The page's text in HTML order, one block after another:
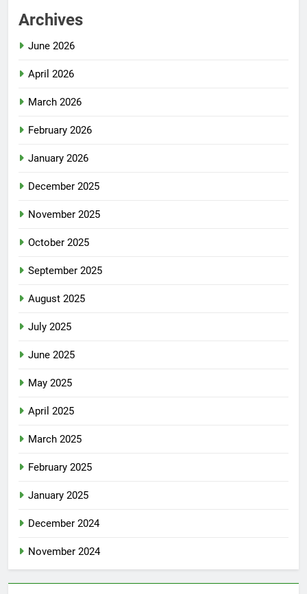
Archives
June 2026
April 2026
March 2026
February 2026
January 2026
December 2025
November 2025
October 2025
September 2025
August 2025
July 2025
June 2025
May 2025
April 2025
March 2025
February 2025
January 2025
December 2024
November 2024